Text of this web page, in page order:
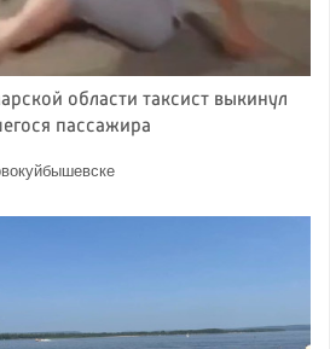
области таксист выкинул
пассажира